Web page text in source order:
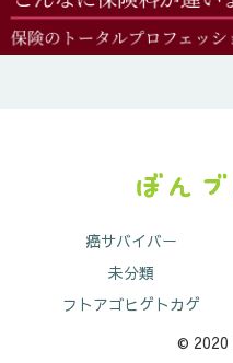
癌サバイバー
未分類
フトアゴヒゲトカゲ
© 2020